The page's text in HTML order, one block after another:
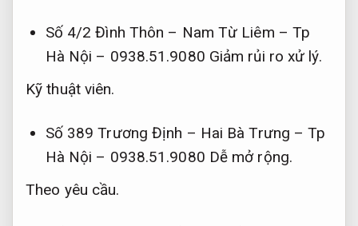
Số 4/2 Đình Thôn – Nam Từ Liêm – Tp
Hà Nội – 0938.51.9080 Giảm rủi ro xử lý.
Kỹ thuật viên.
Số 389 Trương Định – Hai Bà Trưng – Tp
Hà Nội – 0938.51.9080 Dễ mở rộng.
Theo yêu cầu.